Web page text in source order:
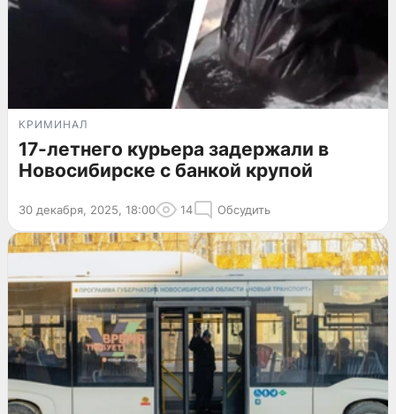
КРИМИНАЛ
17-летнего курьера задержали в
Новосибирске с банкой крупой
30 декабря, 2025, 18:00 14 Обсудить